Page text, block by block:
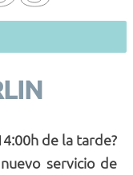
de la tarde?
servicio de